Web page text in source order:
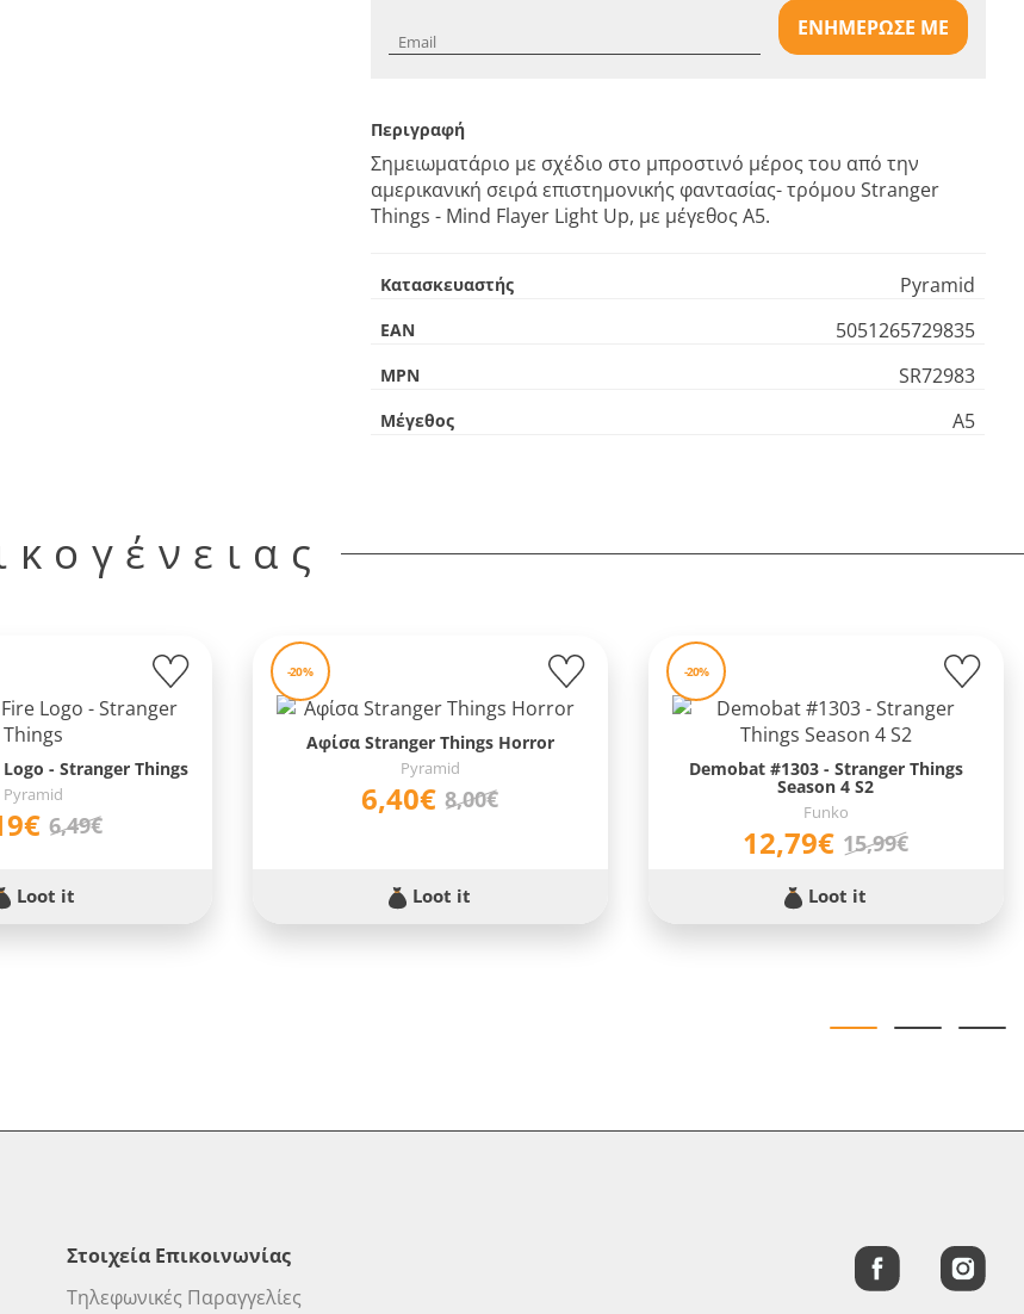
ΕΝΗΜΕΡΩΣΕ ΜΕ
Περιγραφή
Σημειωματάριο με σχέδιο στο μπροστινό μέρος του από την
αμερικανική σειρά επιστημονικής φαντασίας- τρόμου Stranger
Things - Mind Flayer Light Up, με μέγεθος Α5.
Κατασκευαστής Pyramid
EAN 5051265729835
MPN SR72983
Μέγεθος Α5
- Stranger Things
Pyramid
6,49€
Loot it
-20%
Αφίσα Stranger Things Horror
Pyramid
6,40€ 8,00€
Loot it
-20%
Demobat #1303 - Stranger Things
Season 4 S2
Funko
12,79€ 15,99€
Loot it
Στοιχεία Επικοινωνίας
Τηλεφωνικές Παραγγελίες